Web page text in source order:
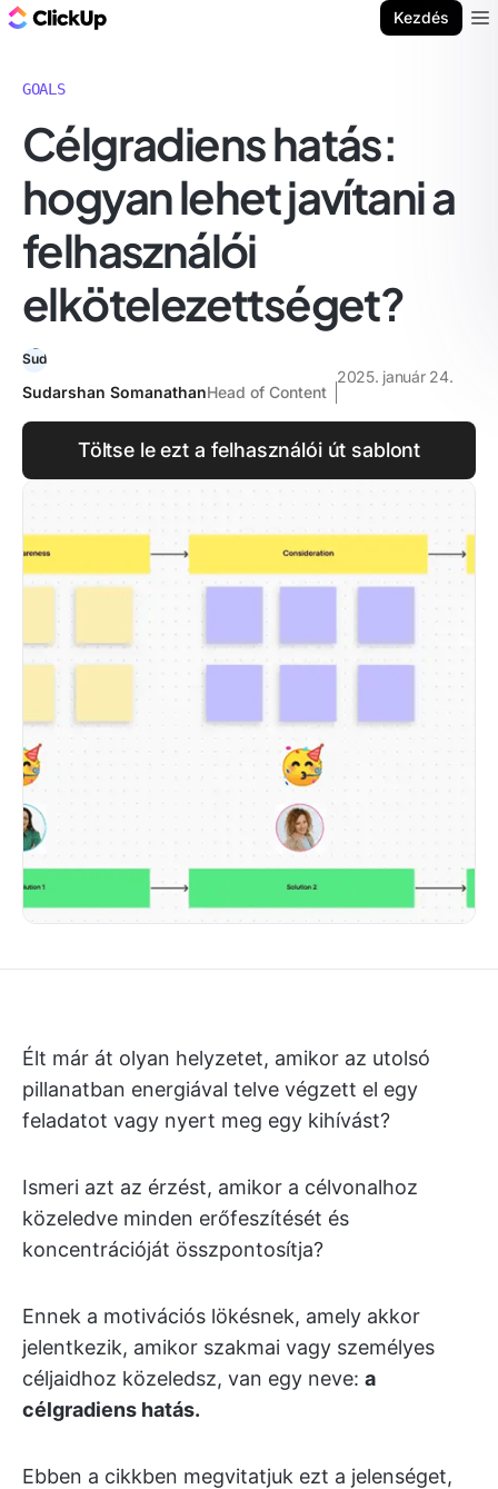
Kezdés
GOALS
Célgradiens hatás:
hogyan lehet javítani a
felhasználói
elkötelezettséget?
Sudarshan SomanathanHead of Content
2025. január 24.
Töltse le ezt a felhasználói út sablont
Élt már át olyan helyzetet, amikor az utolsó
pillanatban energiával telve végzett el egy
feladatot vagy nyert meg egy kihívást?
Ismeri azt az érzést, amikor a célvonalhoz
közeledve minden erőfeszítését és
koncentrációját összpontosítja?
Ennek a motivációs lökésnek, amely akkor
jelentkezik, amikor szakmai vagy személyes
céljaidhoz közeledsz, van egy neve: a
célgradiens hatás.
Ebben a cikkben megvitatjuk ezt a jelenséget,